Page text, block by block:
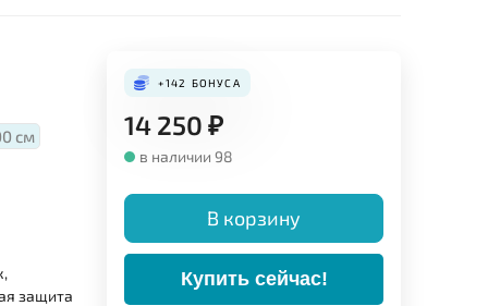
см
защита
+142 БОНУСА
14 250 ₽
в наличии 98
В корзину
Купить сейчас!